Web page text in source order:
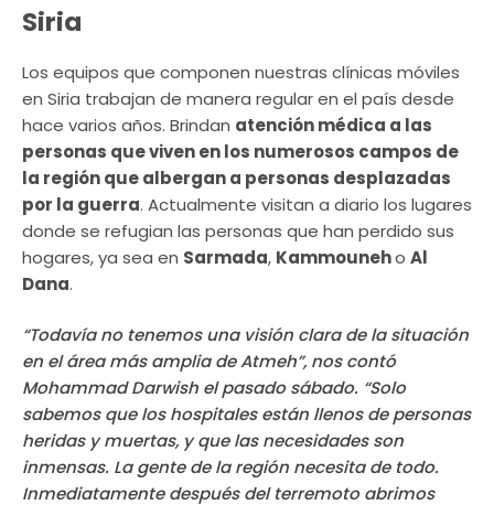
Siria
Los equipos que componen nuestras clínicas móviles
en Siria trabajan de manera regular en el país desde
hace varios años. Brindan atención médica a las
personas que viven en los numerosos campos de
la región que albergan a personas desplazadas
por la guerra. Actualmente visitan a diario los lugares
donde se refugian las personas que han perdido sus
hogares, ya sea en Sarmada, Kammouneho Al
Dana.
“Todavía no tenemos una visión clara de la situación
en el área más amplia de Atmeh”, nos contó
Mohammad Darwish el pasado sábado. “Solo
sabemos que los hospitales están llenos de personas
heridas y muertas, y que las necesidades son
inmensas. La gente de la región necesita de todo.
Inmediatamente después del terremoto abrimos